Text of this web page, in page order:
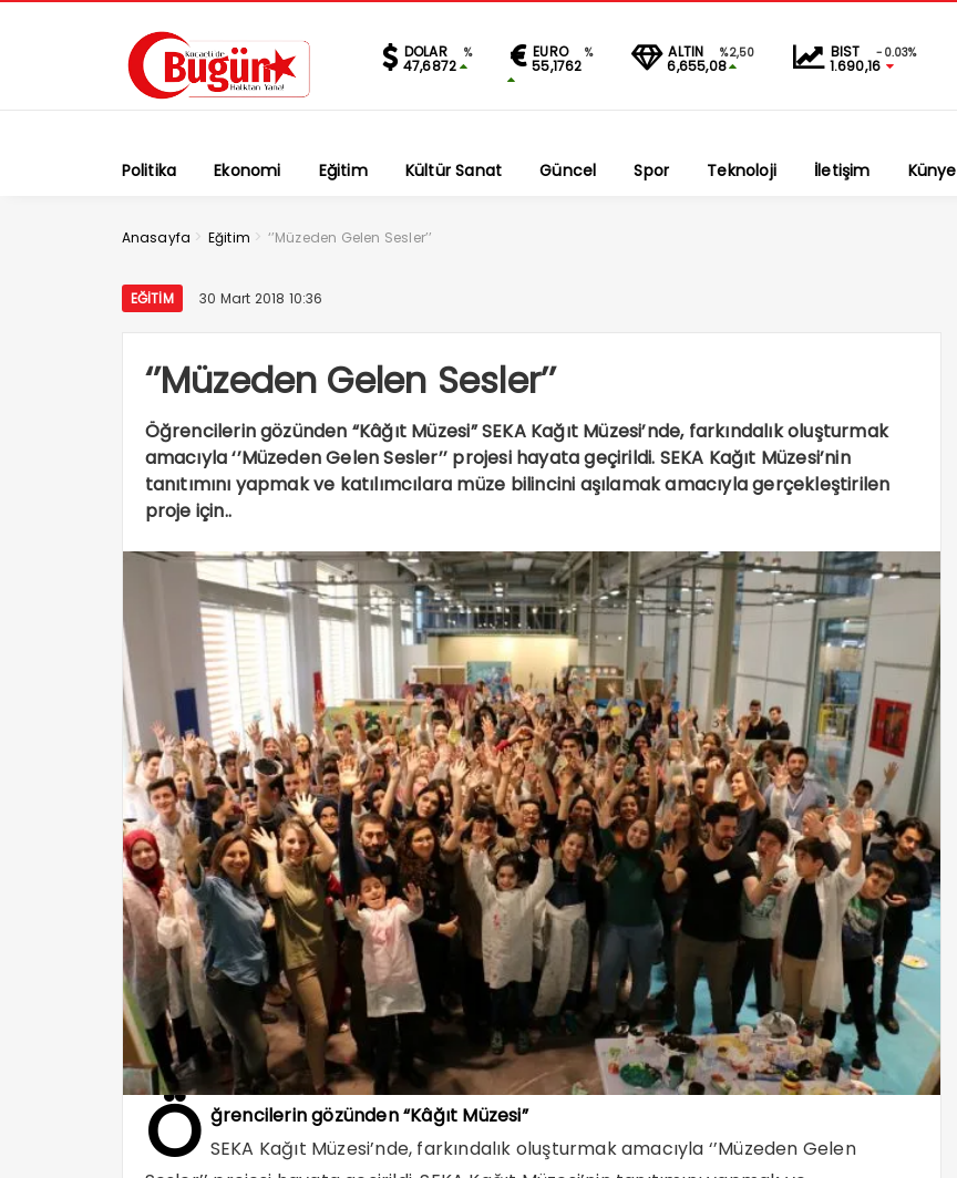
DOLAR %
47,6872
EURO %
55,1762
ALTIN %2,50
6,655,08
BIST -0.03%
1.690,16
Politika Ekonomi Eğitim Kültür Sanat Güncel Spor Teknoloji İletişim Künye
Anasayfa > Eğitim > ‘’Müzeden Gelen Sesler’’
EĞITIM 30 Mart 2018 10:36
‘’Müzeden Gelen Sesler’’
Öğrencilerin gözünden “Kâğıt Müzesi” SEKA Kağıt Müzesi’nde, farkındalık oluşturmak
amacıyla ‘’Müzeden Gelen Sesler’’ projesi hayata geçirildi. SEKA Kağıt Müzesi’nin
tanıtımını yapmak ve katılımcılara müze bilincini aşılamak amacıyla gerçekleştirilen
proje için..
Ö ğrencilerin gözünden “Kâğıt Müzesi”
SEKA Kağıt Müzesi’nde, farkındalık oluşturmak amacıyla ‘’Müzeden Gelen